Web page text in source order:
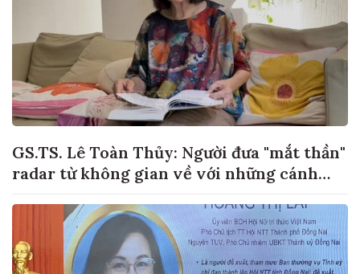
GS.TS. Lê Toàn Thủy: Người đưa "mắt thần"
radar từ không gian về với những cánh